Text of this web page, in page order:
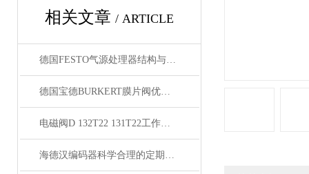
相关文章 / ARTICLE
德国FESTO气源处理器结构与维护技巧
德国宝德BURKERT膜片阀优点与安装方法
电磁阀D 132T22 131T22工作说明
海德汉编码器科学合理的定期维护保养方法分享